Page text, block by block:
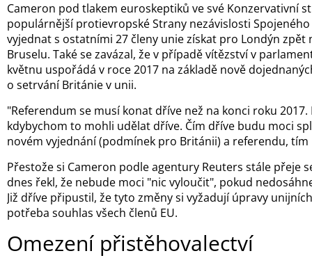
Cameron pod tlakem euroskeptiků ve své Konzervativní
populárnější protievropské Strany nezávislosti
vyjednat s ostatními 27 členy unie získat pro Londýn zpět
Bruselu. Také se zavázal, že v případě vítězství v
květnu uspořádá v roce 2017 na základě nově
o setrvání Británie v unii.
"Referendum se musí konat dříve než na konci roku 2017.
kdybychom to mohli udělat dříve. Čím dříve budu moci
novém vyjednání (podmínek pro Británii) a referendu, tím
Přestože si Cameron podle agentury Reuters stále přeje
dnes řekl, že nebude moci "nic vyloučit", pokud
Již dříve připustil, že tyto změny si vyžadují úpravy
potřeba souhlas všech členů EU.
Omezení přistěhovalectví